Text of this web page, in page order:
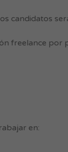
candidatos
freelance por
en: